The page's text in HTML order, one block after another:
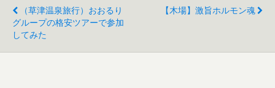
（草津温泉旅行）おおるり
グループの格安ツアーで参加
してみた
【木場】激旨ホルモン魂